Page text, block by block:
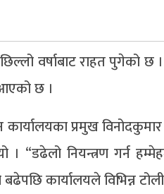
वर्षाबाट राहत पुगेको छ
छ ।
प्रमुख
“डढेलो नियन्त्रण गर्न
कार्यालयले विभिन्न